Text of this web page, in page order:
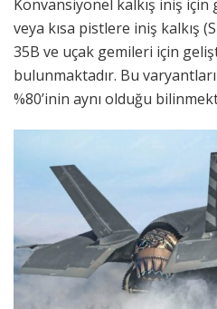
Konvansiyonel kalkış iniş
veya kısa pistlere iniş kalkış
35B ve uçak gemileri için
bulunmaktadır. Bu
%80’inin aynı olduğu